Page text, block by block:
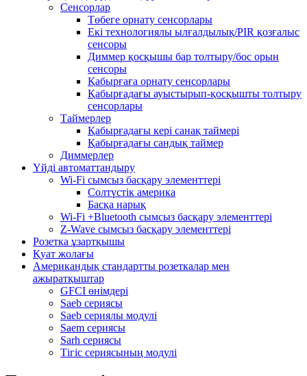
Сенсорлар
Төбеге орнату сенсорлары
Екі технологиялы ылғалдылық/PIR қозғалыс
сенсоры
Диммер қосқышы бар толтыру/бос орын
сенсоры
Қабырғаға орнату сенсорлары
Қабырғадағы ауыстырып-қосқышты толтыру
сенсорлары
Таймерлер
Қабырғадағы кері санақ таймері
Қабырғадағы сандық таймер
Диммерлер
Үйді автоматтандыру
Wi-Fi сымсыз басқару элементтері
Солтүстік америка
Басқа нарық
Wi-Fi +Bluetooth сымсыз басқару элементтері
Z-Wave сымсыз басқару элементтері
Розетка ұзартқышы
Қуат жолағы
Американдық стандартты розеткалар мен
ажыратқыштар
GFCI өнімдері
Saeb сериясы
Saeb сериялы модулі
Saem сериясы
Sarh сериясы
Тігіс сериясының модулі